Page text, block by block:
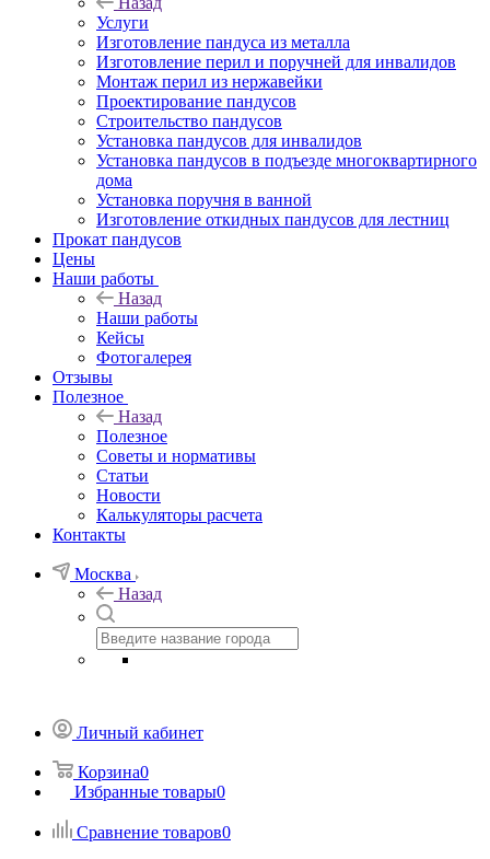
Услуги
Изготовление пандуса из металла
Изготовление перил и поручней для инвалидов
Монтаж перил из нержавейки
Проектирование пандусов
Строительство пандусов
Установка пандусов для инвалидов
Установка пандусов в подъезде многоквартирного
дома
Установка поручня в ванной
Изготовление откидных пандусов для лестниц
Прокат пандусов
Цены
Наши работы
Назад
Наши работы
Кейсы
Фотогалерея
Отзывы
Полезное
Назад
Полезное
Советы и нормативы
Статьи
Новости
Калькуляторы расчета
Контакты
Москва
Назад
Личный кабинет
Корзина0
Избранные товары0
Сравнение товаров0